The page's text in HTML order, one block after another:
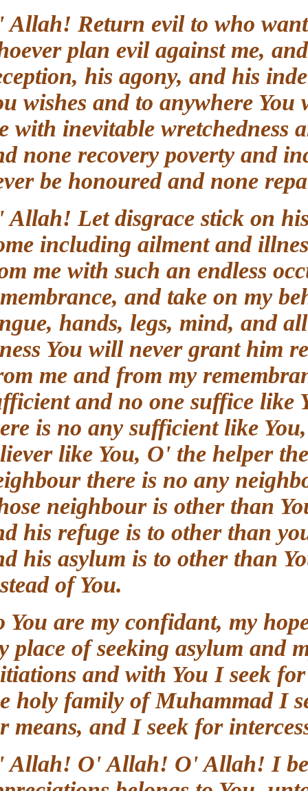
O' Allah! Return evil to who
whoever plan evil against me,
deception, his agony, and his
You wishes and to anywhere
me with inevitable
and none recovery poverty
never be honoured and none
O' Allah! Let disgrace stick on
home including ailment and
from me with such an endless
remembrance, and take on
tongue, hands, legs, mind,
illness You will never grant
from me and from my
sufficient and no one suffice
there is no any sufficient like
reliever like You, O' the helper
neighbour there is no any
whose neighbour is other than
and his refuge is to other than
and his asylum is to other than
instead of You.
So You are my confidant, my
my place of seeking asylum
initiations and with You I seek
the holy family of Muhammad
for means, and I seek for
O' Allah! O' Allah! O' Allah! I